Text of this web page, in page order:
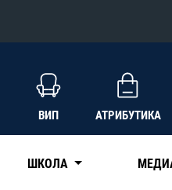
ВИП АТРИБУТИКА
ШКОЛА